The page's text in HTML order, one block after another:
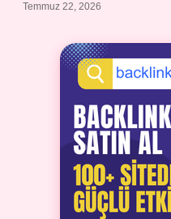
Temmuz 22, 2026